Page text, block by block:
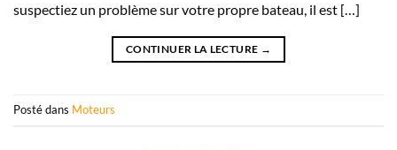
suspectiez un problème sur votre propre bateau, il est […]
CONTINUER LA LECTURE →
Posté dans Moteurs